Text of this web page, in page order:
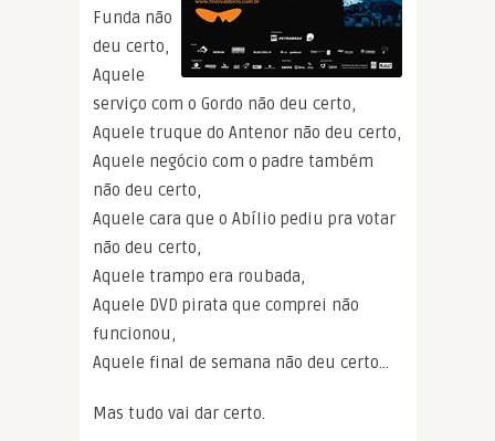
Funda não
deu certo,
Aquele
serviço com o Gordo não deu certo,
Aquele truque do Antenor não deu certo,
Aquele negócio com o padre também
não deu certo,
Aquele cara que o Abílio pediu pra votar
não deu certo,
Aquele trampo era roubada,
Aquele DVD pirata que comprei não
funcionou,
Aquele final de semana não deu certo…
Mas tudo vai dar certo.